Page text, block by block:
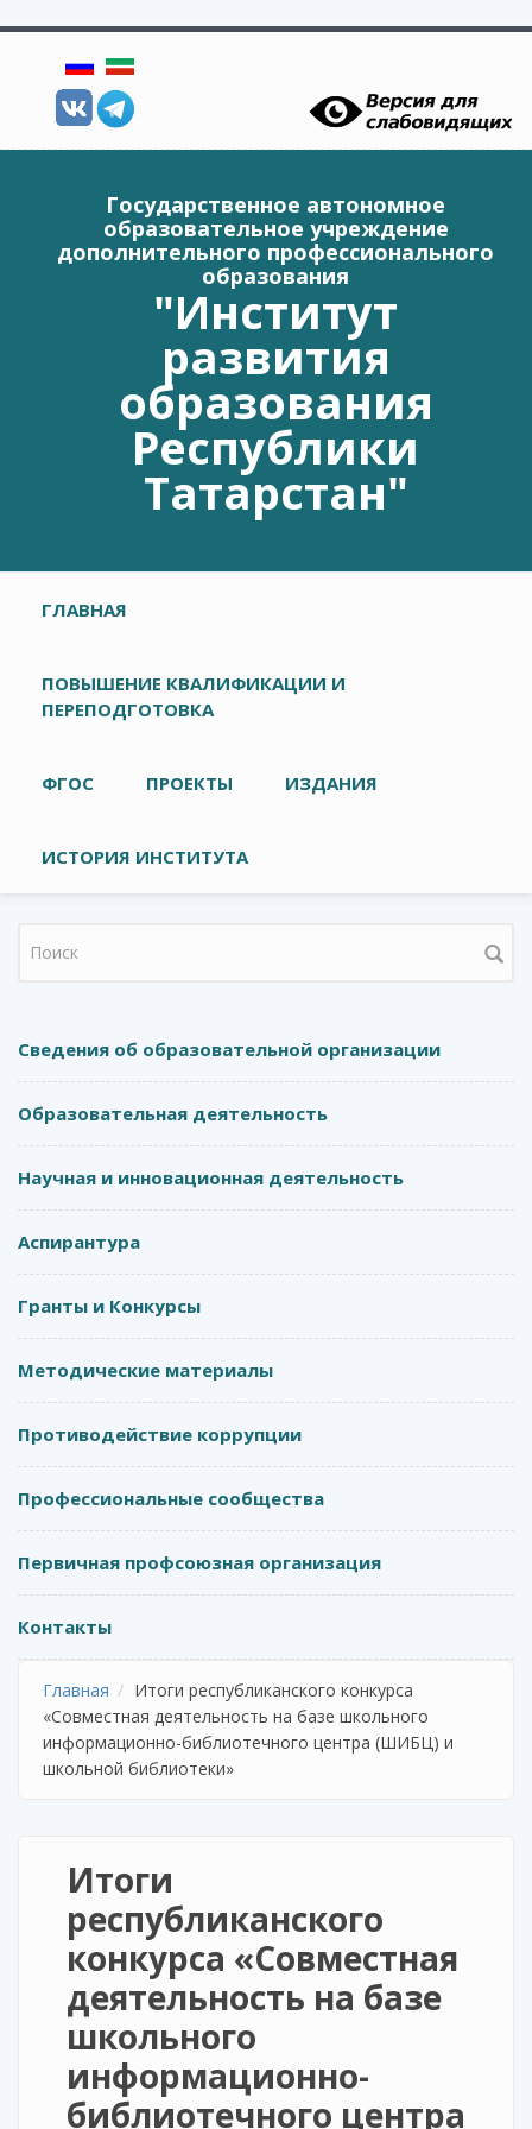
Государственное автономное
образовательное учреждение
дополнительного профессионального
образования
"Институт
развития
образования
Республики
Татарстан"
Главное меню
ГЛАВНАЯ
ПОВЫШЕНИЕ КВАЛИФИКАЦИИ И
ПЕРЕПОДГОТОВКА
ФГОС ПРОЕКТЫ ИЗДАНИЯ
ИСТОРИЯ ИНСТИТУТА
Форма поиска
Сведения об образовательной организации
Образовательная деятельность
Научная и инновационная деятельность
Аспирантура
Гранты и Конкурсы
Методические материалы
Противодействие коррупции
Профессиональные сообщества
Первичная профсоюзная организация
Контакты
Главная
Итоги республиканского конкурса
«Совместная деятельность на базе школьного
информационно-библиотечного центра (ШИБЦ) и
школьной библиотеки»
Итоги
республиканского
конкурса «Совместная
деятельность на базе
школьного
информационно-
библиотечного центра